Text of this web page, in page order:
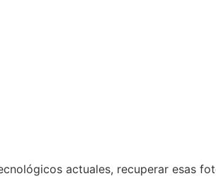
actuales, recuperar esas